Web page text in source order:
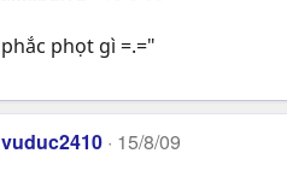
phắc phọt gì =.="
vuduc2410 15/8/09